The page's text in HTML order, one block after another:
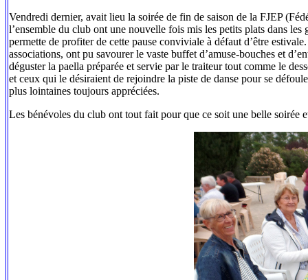
Vendredi dernier, avait lieu la soirée de fin de saison de la FJEP
l’ensemble du club ont une nouvelle fois mis les petits plats dans
permette de profiter de cette pause conviviale à défaut d’être
associations, ont pu savourer le vaste buffet d’amuse-bouches et
déguster la paella préparée et servie par le traiteur tout comme le
et ceux qui le désiraient de rejoindre la piste de danse pour se
plus lointaines toujours appréciées.
Les bénévoles du club ont tout fait pour que ce soit une belle soirée